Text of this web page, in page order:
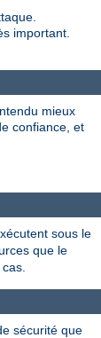
important.
mieux
confiance, et
sous le
que le
sécurité que